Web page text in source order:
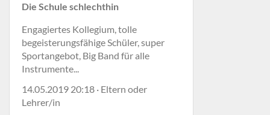
Die Schule schlechthin
Engagiertes Kollegium, tolle
begeisterungsfähige Schüler, super
Sportangebot, Big Band für alle
Instrumente...
14.05.2019 20:18 · Eltern oder
Lehrer/in